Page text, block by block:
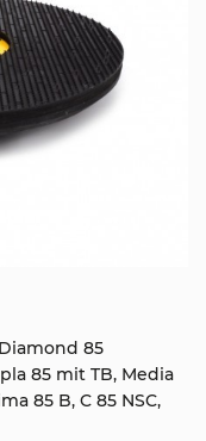
85
85 mit TB, Media
85 B, C 85 NSC,